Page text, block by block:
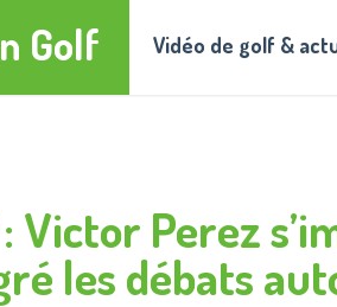
Golf Vidéo de golf &
Victor Perez
les débats